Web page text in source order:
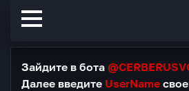
Зайдите в бота
Далее введите UserName